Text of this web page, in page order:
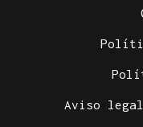
Aviso